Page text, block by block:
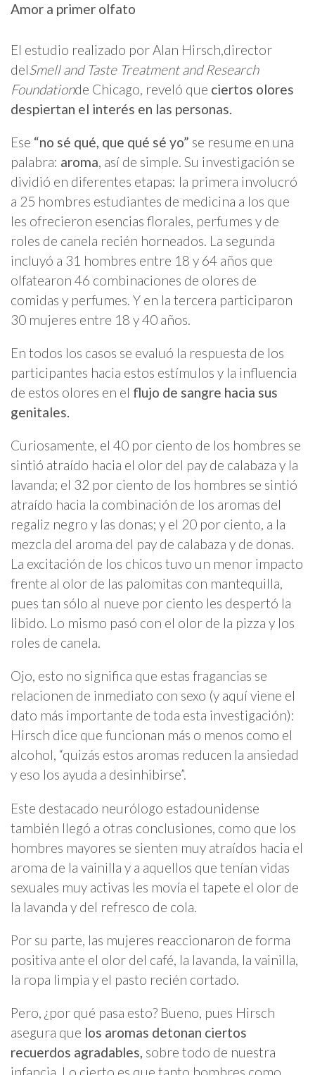
Amor a primer olfato
El estudio realizado por Alan Hirsch,director
delSmell and Taste Treatment and Research
Foundationde Chicago, reveló que ciertos olores
despiertan el interés en las personas.
Ese “no sé qué, que qué sé yo” se resume en una
palabra: aroma, así de simple. Su investigación se
dividió en diferentes etapas: la primera involucró
a 25 hombres estudiantes de medicina a los que
les ofrecieron esencias florales, perfumes y de
roles de canela recién horneados. La segunda
incluyó a 31 hombres entre 18 y 64 años que
olfatearon 46 combinaciones de olores de
comidas y perfumes. Y en la tercera participaron
30 mujeres entre 18 y 40 años.
En todos los casos se evaluó la respuesta de los
participantes hacia estos estímulos y la influencia
de estos olores en el flujo de sangre hacia sus
genitales.
Curiosamente, el 40 por ciento de los hombres se
sintió atraído hacia el olor del pay de calabaza y la
lavanda; el 32 por ciento de los hombres se sintió
atraído hacia la combinación de los aromas del
regaliz negro y las donas; y el 20 por ciento, a la
mezcla del aroma del pay de calabaza y de donas.
La excitación de los chicos tuvo un menor impacto
frente al olor de las palomitas con mantequilla,
pues tan sólo al nueve por ciento les despertó la
libido. Lo mismo pasó con el olor de la pizza y los
roles de canela.
Ojo, esto no significa que estas fragancias se
relacionen de inmediato con sexo (y aquí viene el
dato más importante de toda esta investigación):
Hirsch dice que funcionan más o menos como el
alcohol, “quizás estos aromas reducen la ansiedad
y eso los ayuda a desinhibirse”.
Este destacado neurólogo estadounidense
también llegó a otras conclusiones, como que los
hombres mayores se sienten muy atraídos hacia el
aroma de la vainilla y a aquellos que tenían vidas
sexuales muy activas les movía el tapete el olor de
la lavanda y del refresco de cola.
Por su parte, las mujeres reaccionaron de forma
positiva ante el olor del café, la lavanda, la vainilla,
la ropa limpia y el pasto recién cortado.
Pero, ¿por qué pasa esto? Bueno, pues Hirsch
asegura que los aromas detonan ciertos
recuerdos agradables, sobre todo de nuestra